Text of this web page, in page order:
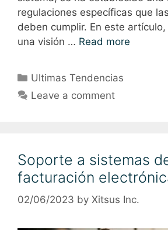
regulaciones específicas que
deben cumplir. En este
una visión … Read more
Ultimas Tendencias
Leave a comment
Soporte a sistemas
facturación
02/06/2023 by Xitsus Inc.